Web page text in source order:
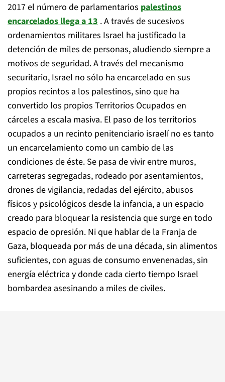
2017 el número de parlamentarios palestinos
encarcelados llega a 13 . A través de sucesivos
ordenamientos militares Israel ha justificado la
detención de miles de personas, aludiendo siempre a
motivos de seguridad. A través del mecanismo
securitario, Israel no sólo ha encarcelado en sus
propios recintos a los palestinos, sino que ha
convertido los propios Territorios Ocupados en
cárceles a escala masiva. El paso de los territorios
ocupados a un recinto penitenciario israelí no es tanto
un encarcelamiento como un cambio de las
condiciones de éste. Se pasa de vivir entre muros,
carreteras segregadas, rodeado por asentamientos,
drones de vigilancia, redadas del ejército, abusos
físicos y psicológicos desde la infancia, a un espacio
creado para bloquear la resistencia que surge en todo
espacio de opresión. Ni que hablar de la Franja de
Gaza, bloqueada por más de una década, sin alimentos
suficientes, con aguas de consumo envenenadas, sin
energía eléctrica y donde cada cierto tiempo Israel
bombardea asesinando a miles de civiles.